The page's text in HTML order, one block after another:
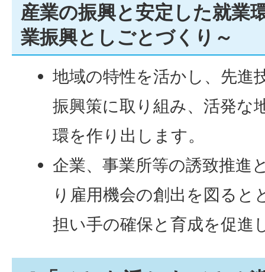
産業の振興と安定した就業
業振興としごとづくり～
地域の特性を活かし、先進
振興策に取り組み、活発な
環を作り出します。
企業、事業所等の誘致推進
り雇用機会の創出を図ると
担い手の確保と育成を促進